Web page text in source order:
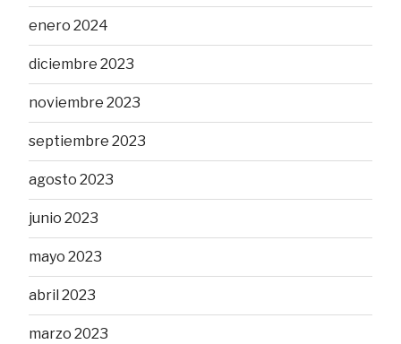
enero 2024
diciembre 2023
noviembre 2023
septiembre 2023
agosto 2023
junio 2023
mayo 2023
abril 2023
marzo 2023